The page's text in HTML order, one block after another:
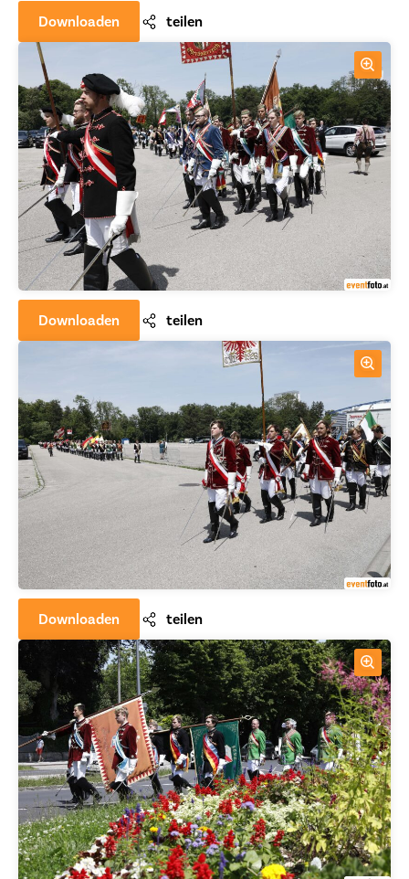
Downloaden teilen
Downloaden teilen
Downloaden teilen